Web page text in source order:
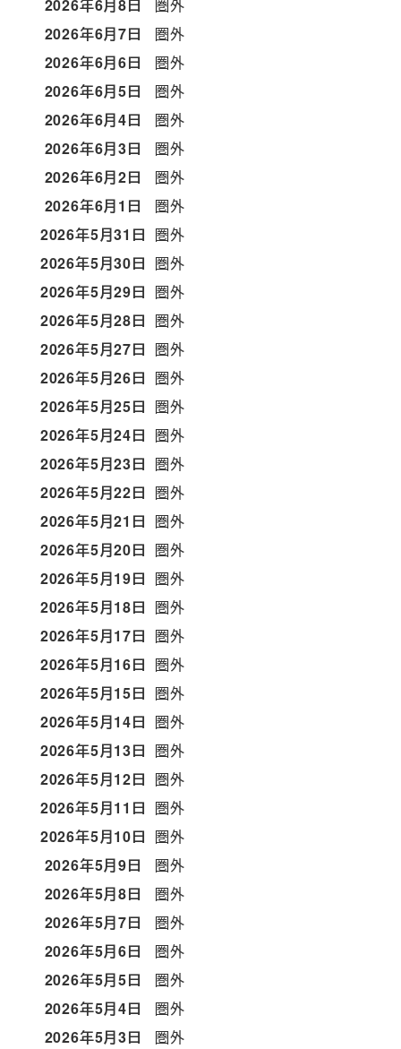
2026年6月8日
圏外
2026年6月7日
圏外
2026年6月6日
圏外
2026年6月5日
圏外
2026年6月4日
圏外
2026年6月3日
圏外
2026年6月2日
圏外
2026年6月1日
圏外
2026年5月31日 圏外
2026年5月30日 圏外
2026年5月29日 圏外
2026年5月28日 圏外
2026年5月27日 圏外
2026年5月26日 圏外
2026年5月25日 圏外
2026年5月24日 圏外
2026年5月23日 圏外
2026年5月22日 圏外
2026年5月21日 圏外
2026年5月20日 圏外
2026年5月19日 圏外
2026年5月18日 圏外
2026年5月17日 圏外
2026年5月16日 圏外
2026年5月15日 圏外
2026年5月14日 圏外
2026年5月13日 圏外
2026年5月12日 圏外
2026年5月11日 圏外
2026年5月10日 圏外
2026年5月9日
圏外
2026年5月8日
圏外
2026年5月7日
圏外
2026年5月6日
圏外
2026年5月5日
圏外
2026年5月4日
圏外
2026年5月3日
圏外